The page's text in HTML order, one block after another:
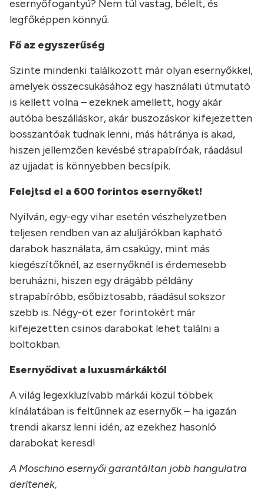
esernyőfogantyú? Nem túl vastag, bélelt, és
legfőképpen könnyű.
Fő az egyszerűség
Szinte mindenki találkozott már olyan esernyőkkel,
amelyek összecsukásához egy használati útmutató
is kellett volna – ezeknek amellett, hogy akár
autóba beszálláskor, akár buszozáskor kifejezetten
bosszantóak tudnak lenni, más hátránya is akad,
hiszen jellemzően kevésbé strapabíróak, ráadásul
az ujjadat is könnyebben becsípik.
Felejtsd el a 600 forintos esernyőket!
Nyilván, egy-egy vihar esetén vészhelyzetben
teljesen rendben van az aluljárókban kapható
darabok használata, ám csakúgy, mint más
kiegészítőknél, az esernyőknél is érdemesebb
beruházni, hiszen egy drágább példány
strapabíróbb, esőbiztosabb, ráadásul sokszor
szebb is. Négy-öt ezer forintokért már
kifejezetten csinos darabokat lehet találni a
boltokban.
Esernyődivat a luxusmárkáktól
A világ legexkluzívabb márkái közül többek
kínálatában is feltűnnek az esernyők – ha igazán
trendi akarsz lenni idén, az ezekhez hasonló
darabokat keresd!
A Moschino esernyői garantáltan jobb hangulatra
derítenek,